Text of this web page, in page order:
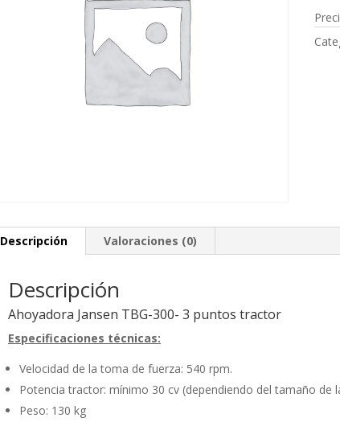
Descripción Valoraciones (0)
Descripción
Ahoyadora Jansen TBG-300- 3 puntos tractor
Especificaciones técnicas:
Velocidad de la toma de fuerza: 540 rpm.
Potencia tractor: mínimo 30 cv (dependiendo del tamaño de
Peso: 130 kg